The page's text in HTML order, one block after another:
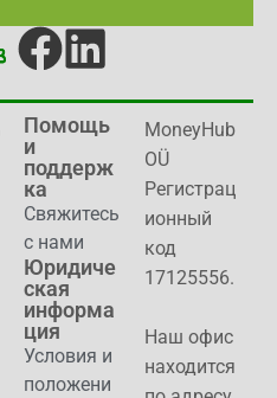
Помощь
и
поддерж
ка
Свяжитесь
с нами
Юридиче
ская
информа
ция
Условия и
положени
MoneyHub
OÜ
Регистрац
ионный
код
17125556.
Наш офис
находится